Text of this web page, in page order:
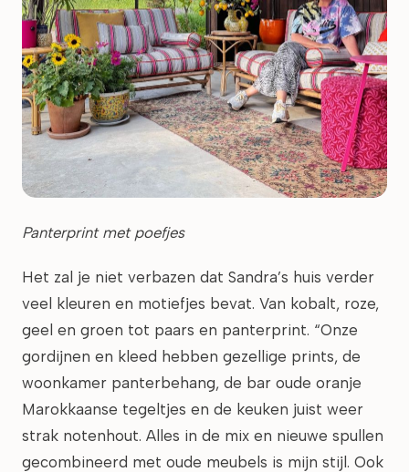
Panterprint met poefjes
Het zal je niet verbazen dat Sandra’s huis verder
veel kleuren en motiefjes bevat. Van kobalt, roze,
geel en groen tot paars en panterprint. “Onze
gordijnen en kleed hebben gezellige prints, de
woonkamer panterbehang, de bar oude oranje
Marokkaanse tegeltjes en de keuken juist weer
strak notenhout. Alles in de mix en nieuwe spullen
gecombineerd met oude meubels is mijn stijl. Ook